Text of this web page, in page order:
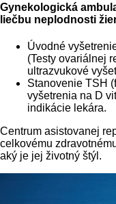
Gynekologická
liečbu neplodnosti
Úvodné
(Testy ovariálnej
ultrazvukové
Stanovenie TSH
vyšetrenia na D
indikácie lekára.
Centrum asistovanej
celkovému
aký je jej životný štýl.